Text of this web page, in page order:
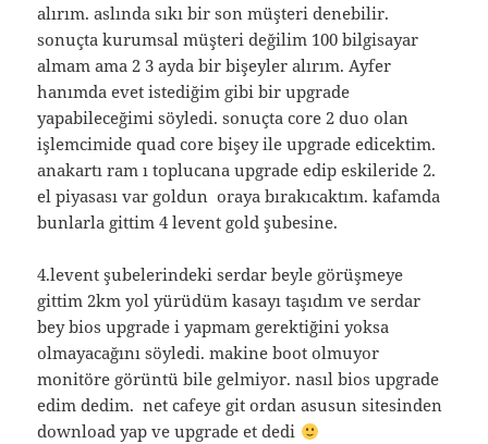
alırım. aslında sıkı bir son müşteri denebilir.
sonuçta kurumsal müşteri değilim 100 bilgisayar
almam ama 2 3 ayda bir bişeyler alırım. Ayfer
hanımda evet istediğim gibi bir upgrade
yapabileceğimi söyledi. sonuçta core 2 duo olan
işlemcimide quad core bişey ile upgrade edicektim.
anakartı ram ı toplucana upgrade edip eskileride 2.
el piyasası var goldun oraya bırakıcaktım. kafamda
bunlarla gittim 4 levent gold şubesine.
4.levent şubelerindeki serdar beyle görüşmeye
gittim 2km yol yürüdüm kasayı taşıdım ve serdar
bey bios upgrade i yapmam gerektiğini yoksa
olmayacağını söyledi. makine boot olmuyor
monitöre görüntü bile gelmiyor. nasıl bios upgrade
edim dedim. net cafeye git ordan asusun sitesinden
download yap ve upgrade et dedi